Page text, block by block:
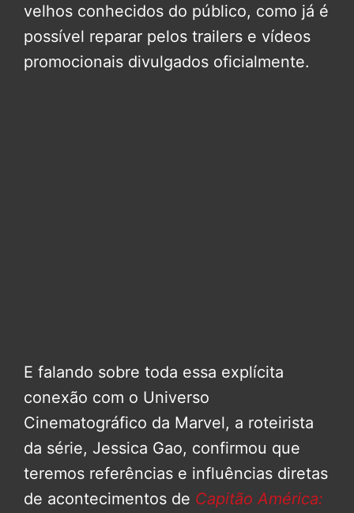
velhos conhecidos do público, como já é
possível reparar pelos trailers e vídeos
promocionais divulgados oficialmente.
E falando sobre toda essa explícita
conexão com o Universo
Cinematográfico da Marvel, a roteirista
da série, Jessica Gao, confirmou que
teremos referências e influências diretas
de acontecimentos de Capitão América: